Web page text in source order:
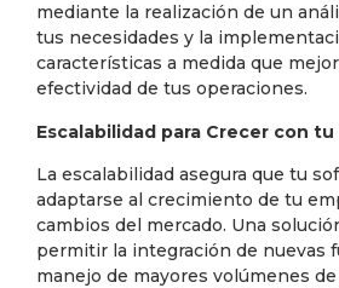
mediante la realización de un
tus necesidades y la
características a medida que
efectividad de tus operaciones.
Escalabilidad para Crecer con
La escalabilidad asegura que tu
adaptarse al crecimiento de tu
cambios del mercado. Una
permitir la integración de nuevas
manejo de mayores volúmenes